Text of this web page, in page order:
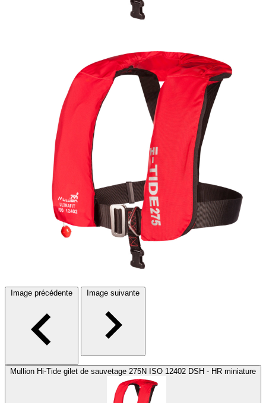
Image précédente Image suivante
Mullion Hi-Tide gilet de sauvetage 275N ISO 12402 DSH - HR miniature